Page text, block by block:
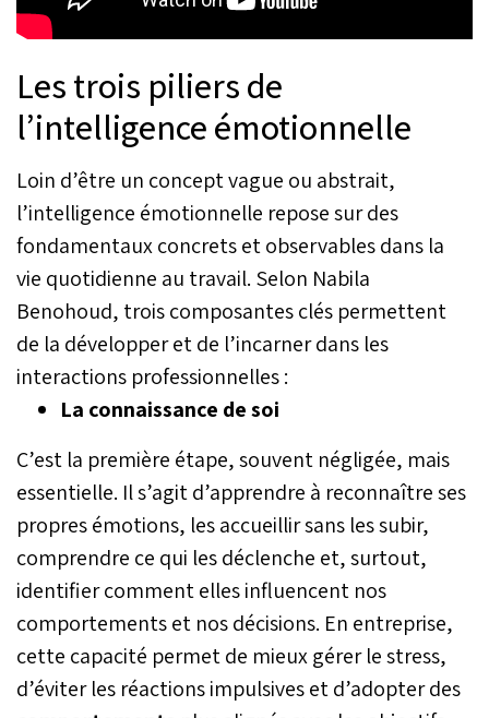
Les trois piliers de
l’intelligence émotionnelle
Loin d’être un concept vague ou abstrait,
l’intelligence émotionnelle repose sur des
fondamentaux concrets et observables dans la
vie quotidienne au travail. Selon Nabila
Benohoud, trois composantes clés permettent
de la développer et de l’incarner dans les
interactions professionnelles :
La connaissance desoi
C’est la première étape, souvent négligée, mais
essentielle. Il s’agit d’apprendre à reconnaître ses
propres émotions, les accueillir sans les subir,
comprendre ce qui les déclenche et, surtout,
identifier comment elles influencent nos
comportements et nos décisions. En entreprise,
cette capacité permet de mieux gérer le stress,
d’éviter les réactions impulsives et d’adopter des